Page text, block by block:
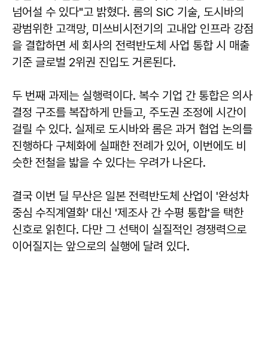
넘어설 수 있다"고 밝혔다. 롬의 SiC 기술, 도시바의
광범위한 고객망, 미쓰비시전기의 고내압 인프라 강점
을 결합하면 세 회사의 전력반도체 사업 통합 시 매출
기준 글로벌 2위권 진입도 거론된다.
두 번째 과제는 실행력이다. 복수 기업 간 통합은 의사
결정 구조를 복잡하게 만들고, 주도권 조정에 시간이
걸릴 수 있다. 실제로 도시바와 롬은 과거 협업 논의를
진행하다 구체화에 실패한 전례가 있어, 이번에도 비
슷한 전철을 밟을 수 있다는 우려가 나온다.
결국 이번 딜 무산은 일본 전력반도체 산업이 '완성차
중심 수직계열화' 대신 '제조사 간 수평 통합'을 택한
신호로 읽힌다. 다만 그 선택이 실질적인 경쟁력으로
이어질지는 앞으로의 실행에 달려 있다.